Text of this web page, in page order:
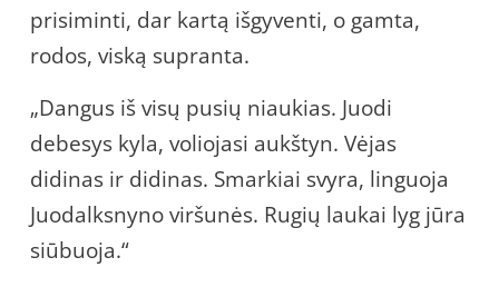
prisiminti, dar kartą išgyventi, o gamta,
rodos, viską supranta.
„Dangus iš visų pusių niaukias. Juodi
debesys kyla, voliojasi aukštyn. Vėjas
didinas ir didinas. Smarkiai svyra, linguoja
Juodalksnyno viršunės. Rugių laukai lyg jūra
siūbuoja.“